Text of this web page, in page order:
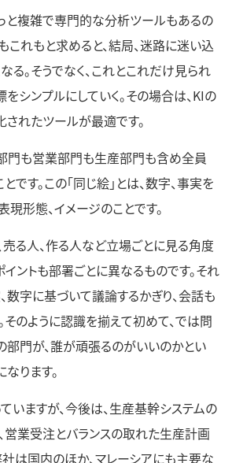
と複雑で専門的な分析ツールもあるの
これもと求めると、結局、迷路に迷い込
る。そうでなく、これとこれだけ見られ
シンプルにしていく。その場合は、KIの
されたツールが最適です。
門も営業部門も生産部門も含め全員
とです。この「同じ絵」とは、数字、事実を
形態、イメージのことです。
売る人、作る人など立場ごとに見る角度
ントも部署ごとに異なるものです。それ
数字に基づいて議論するかぎり、会話も
そのように認識を揃えて初めて、では問
部門が、誰が頑張るのがいいのかとい
ります。
いますが、今後は、生産基幹システムの
営業受注とバランスの取れた生産計画
社は国内のほか、マレーシアにも主要な